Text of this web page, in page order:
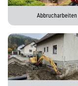
Abbrucharbeiten